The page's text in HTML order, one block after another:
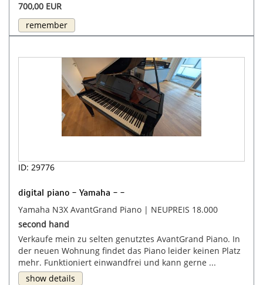
700,00 EUR
remember
ID: 29776
digital piano - Yamaha - -
Yamaha N3X AvantGrand Piano | NEUPREIS 18.000
second hand
Verkaufe mein zu selten genutztes AvantGrand Piano. In
der neuen Wohnung findet das Piano leider keinen Platz
mehr. Funktioniert einwandfrei und kann gerne ...
show details